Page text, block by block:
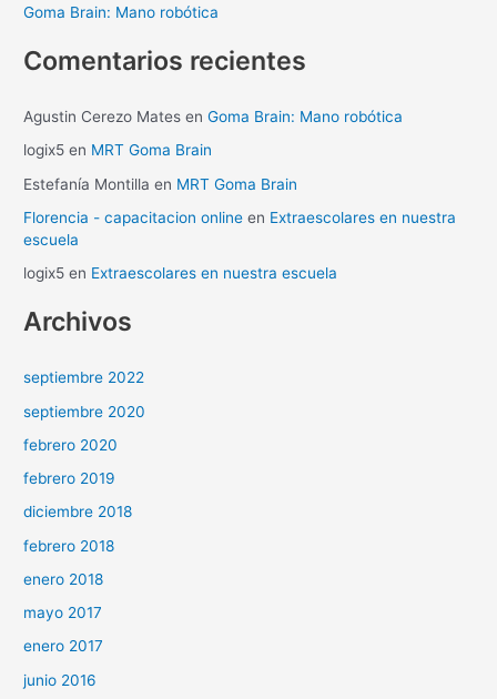
Goma Brain: Mano robótica
Comentarios recientes
Agustin Cerezo Mates enGoma Brain: Mano robótica
logix5 en MRT Goma Brain
Estefanía Montilla en MRT Goma Brain
Florencia - capacitacion online en Extraescolares en nuestra
escuela
logix5 en Extraescolares en nuestra escuela
Archivos
septiembre 2022
septiembre 2020
febrero 2020
febrero 2019
diciembre 2018
febrero 2018
enero 2018
mayo 2017
enero 2017
junio 2016